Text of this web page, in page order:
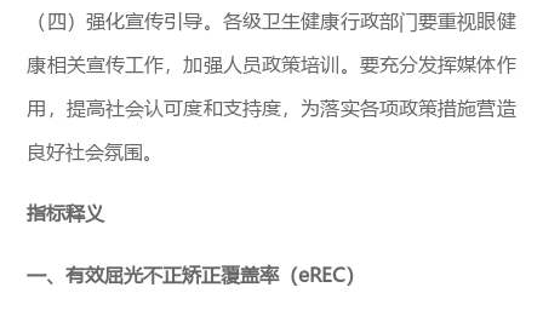
（四）强化宣传引导。各级卫生健康行政部门要重视眼健
康相关宣传工作，加强人员政策培训。要充分发挥媒体作
用，提高社会认可度和支持度，为落实各项政策措施营造
良好社会氛围。
指标释义
一、有效屈光不正矫正覆盖率（eREC）